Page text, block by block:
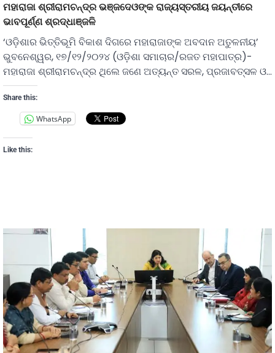
ମହାରାଜା ଶ୍ରୀରାମଚନ୍ଦ୍ର ଭଞ୍ଜଦେଓଙ୍କ ରାଜ୍ୟସ୍ତରୀୟ ଜୟନ୍ତୀରେ
ଭାବପୂର୍ଣ୍ଣ ଶ୍ରଦ୍ଧାଞ୍ଜଳି
‘ଓଡ଼ିଶାର ଭିତ୍ତିଭୂମି ବିକାଶ ଦିଗରେ ମହାରାଜାଙ୍କ ଅବଦାନ ଅତୁଳନୀୟ’
ଭୁବନେଶ୍ୱର, ୧୭/୧୨/୨୦୨୪ (ଓଡ଼ିଶା ସମାଚାର/ରଜତ ମହାପାତ୍ର)-
ମହାରାଜା ଶ୍ରୀରାମଚନ୍ଦ୍ର ଥିଲେ ଜଣେ ଅତ୍ୟନ୍ତ ସରଳ, ପ୍ରଜାବତ୍ସଳ ଓ…
Share this:
WhatsApp
Like this: